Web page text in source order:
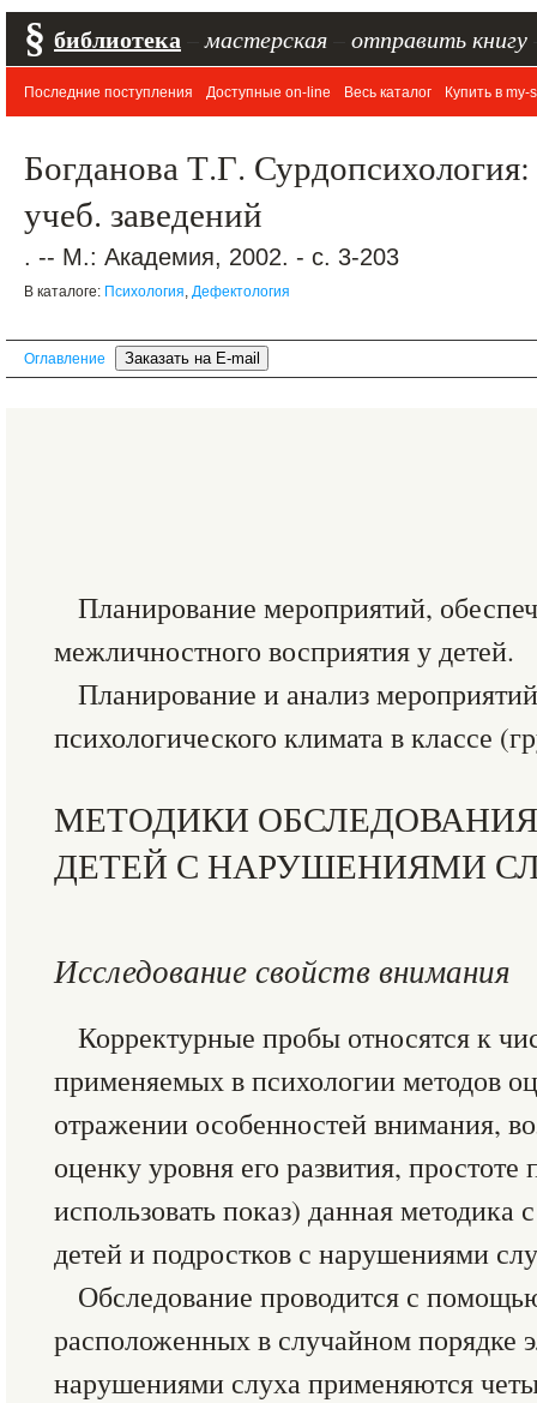
§ библиотека мастерская отправить книгу
Последние поступления Доступные on-line Весь каталог Купить в my-
Богданова Т.Г.
учеб. заведений
. -- М.: Академия, 2002. - с. 3-203
В каталоге: Психология, Дефектология
Оглавление
Планирование мероприятий,
межличностного восприятия у детей.
Планирование и анализ
психологического климата в классе
МЕТОДИКИ
ДЕТЕЙ С НАРУШЕНИЯМИ
Исследование свойств внимания
Корректурные пробы относятся к
применяемых в психологии методов
отражении особенностей внимания,
оценку уровня его развития,
использовать показ) данная
детей и подростков с нарушениями
Обследование проводится с
расположенных в случайном порядке
нарушениями слуха применяются